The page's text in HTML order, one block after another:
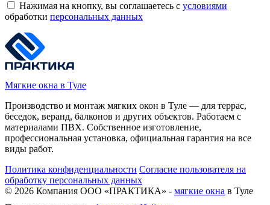
Нажимая на кнопку, вы соглашаетесь с условиями
обработки персональных данных
Мягкие окна в Туле
Производство и монтаж мягких окон в Туле — для террас,
беседок, веранд, балконов и других объектов. Работаем с
материалами ПВХ. Собственное изготовление,
профессиональная установка, официальная гарантия на все
виды работ.
Политика конфиденциальности Согласие пользователя на
обработку персональных данных
© 2026 Компания ООО «ПРАКТИКА» - мягкие окна в Туле